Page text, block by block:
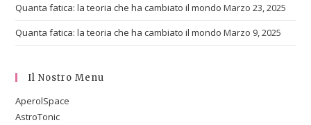
Quanta fatica: la teoria che ha cambiato il mondo Marzo 23, 2025
Quanta fatica: la teoria che ha cambiato il mondo Marzo 9, 2025
Il Nostro Menu
AperolSpace
AstroTonic